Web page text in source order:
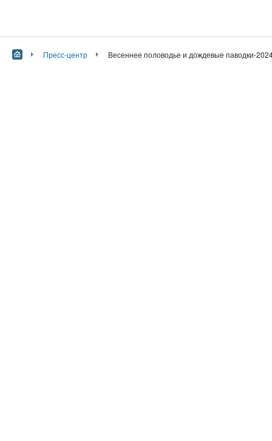
Пресс-центр Весеннее половодье и дождевые паводки-